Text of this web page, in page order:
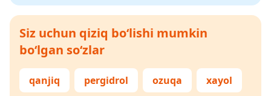
Siz uchun qiziq bo‘lishi mumkin
bo‘lgan so‘zlar
qanjiq pergidrol ozuqa xayol